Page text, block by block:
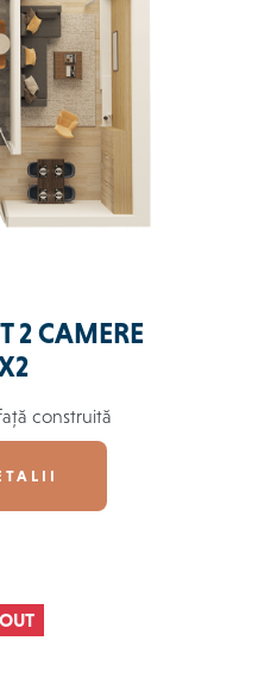
2 CAMERE
construită